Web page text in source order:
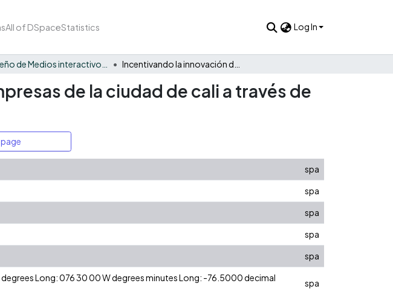
All of DSpaceStatistics Log In
de la ciudad de cali a través de
spa
spa
spa
spa
spa
Long: 076 30 00 W degrees minutes Long: -76.5000 decimal
spa